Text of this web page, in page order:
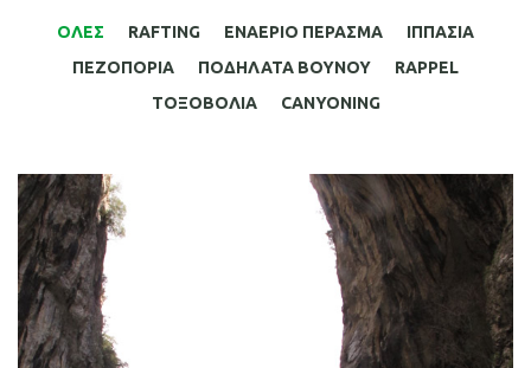
ΟΛΕΣ RAFTING ΕΝΑΕΡΙΟ ΠΕΡΑΣΜΑ
ΙΠΠΑΣΙΑ
ΠΕΖΟΠΟΡΙΑ
ΠΟΔΗΛΑΤΑ ΒΟΥΝΟΥ
RAPPEL
ΤΟΞΟΒΟΛΙΑ
CANYONING